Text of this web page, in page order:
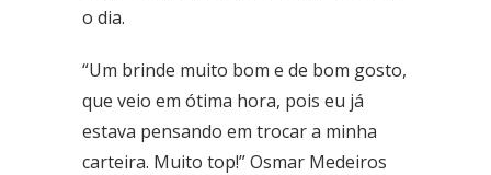
Cruzeiro
Fone: (61) 3233-3890
Samambaia
QI 416, Conj. H, Lote 1 Brasília (DF)
Fone: (61) 3081-4921
o dia.
“Um brinde muito bom e de bom gosto,
que veio em ótima hora, pois eu já
estava pensando em trocar a minha
carteira. Muito top!” Osmar Medeiros